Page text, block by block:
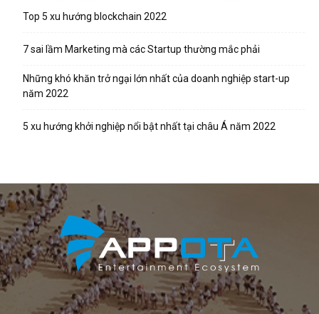
Top 5 xu hướng blockchain 2022
7 sai lầm Marketing mà các Startup thường mắc phải
Những khó khăn trở ngại lớn nhất của doanh nghiệp start-up
năm 2022
5 xu hướng khởi nghiệp nổi bật nhất tại châu Á năm 2022